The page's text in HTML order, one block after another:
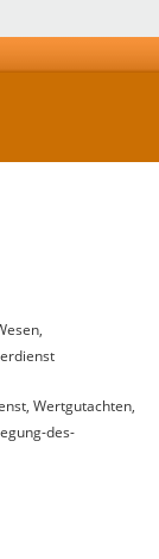
,
Wertgutachten,
des-